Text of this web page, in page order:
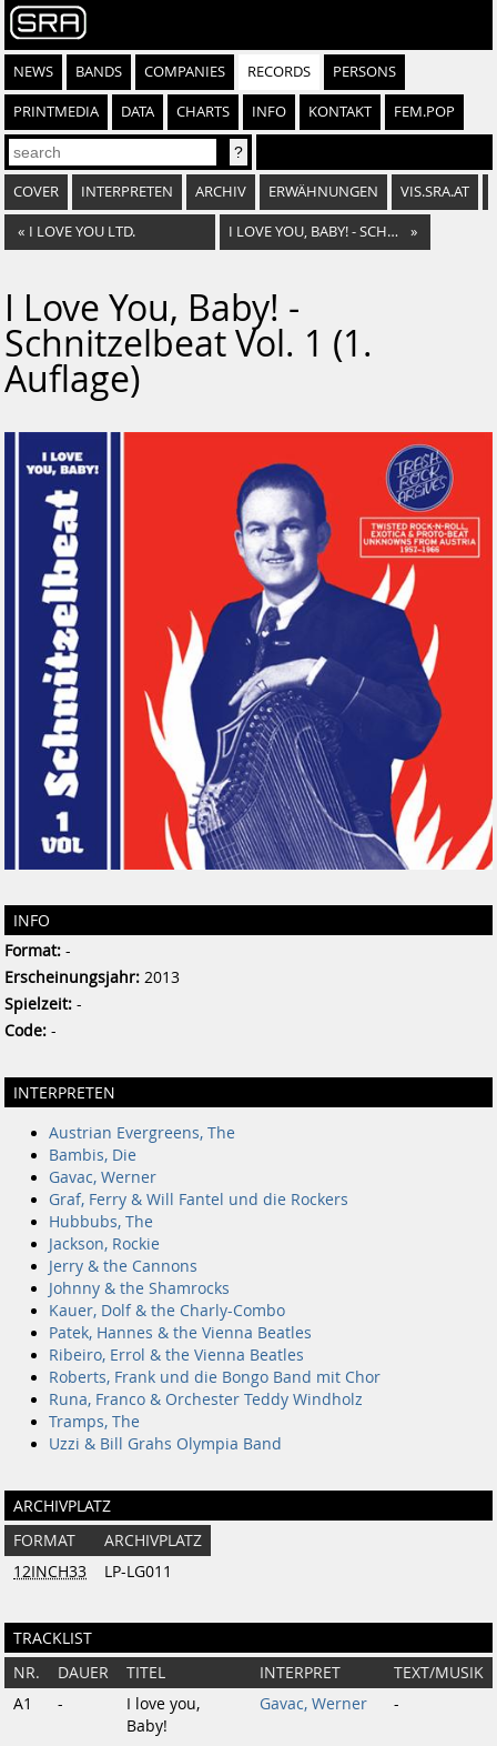
NEWS BANDS COMPANIES RECORDS PERSONS
PRINTMEDIA DATA CHARTS INFO KONTAKT FEM.POP
COVER INTERPRETEN ARCHIV ERWÄHNUNGEN VIS.SRA.AT
« I LOVE YOU LTD. I LOVE YOU, BABY! - SCHNITZELBEAT VOLUME 1 (2. AUFLAGE) »
I Love You, Baby! -
Schnitzelbeat Vol. 1 (1.
Auflage)
INFO
Format: -
Erscheinungsjahr: 2013
Spielzeit: -
Code: -
INTERPRETEN
Austrian Evergreens, The
Bambis, Die
Gavac, Werner
Graf, Ferry & Will Fantel und die Rockers
Hubbubs, The
Jackson, Rockie
Jerry & the Cannons
Johnny & the Shamrocks
Kauer, Dolf & the Charly-Combo
Patek, Hannes & the Vienna Beatles
Ribeiro, Errol & the Vienna Beatles
Roberts, Frank und die Bongo Band mit Chor
Runa, Franco & Orchester Teddy Windholz
Tramps, The
Uzzi & Bill Grahs Olympia Band
ARCHIVPLATZ
FORMAT
ARCHIVPLATZ
12INCH33
LP-LG011
TRACKLIST
NR. DAUER TITEL INTERPRET
TEXT/MUSIK
A1
-
I love you,
Baby!
Gavac, Werner -